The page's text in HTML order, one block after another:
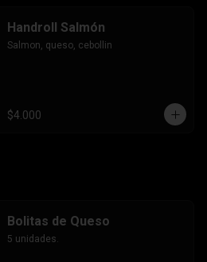
Handroll Salmón
Salmon, queso, cebollin
$4.000
Bolitas de Queso
5 unidades.